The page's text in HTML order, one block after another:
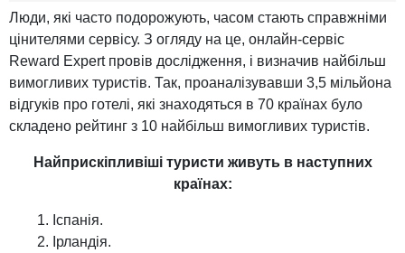
Люди, які часто подорожують, часом стають справжніми
цінителями сервісу. З огляду на це, онлайн-сервіс
Reward Expert провів дослідження, і визначив найбільш
вимогливих туристів. Так, проаналізувавши 3,5 мільйона
відгуків про готелі, які знаходяться в 70 країнах було
складено рейтинг з 10 найбільш вимогливих туристів.
Найприскіпливіші туристи живуть в наступних
країнах:
Іспанія.
Ірландія.